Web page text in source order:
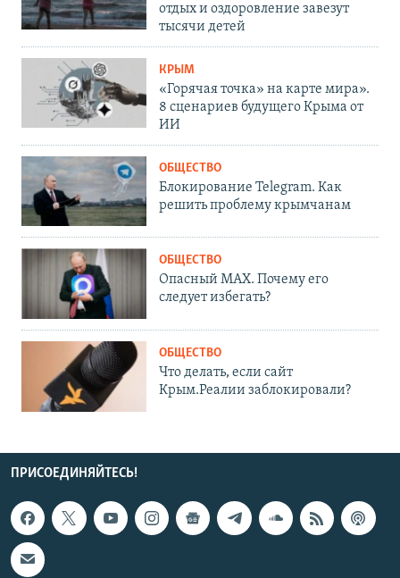
отдых и оздоровление завезут
тысячи детей
КРЫМ
«Горячая точка» на карте мира».
8 сценариев будущего Крыма от
ИИ
ОБЩЕСТВО
Блокирование Telegram. Как
решить проблему крымчанам
ОБЩЕСТВО
Опасный MAX. Почему его
следует избегать?
ОБЩЕСТВО
Что делать, если сайт
Крым.Реалии заблокировали?
ПРИСОЕДИНЯЙТЕСЬ!